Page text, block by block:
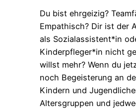
Du bist ehrgeizig?
Empathisch? Dir ist der
als Sozialassistent*in
Kinderpfleger*in nicht
willst mehr? Wenn du
noch Begeisterung an
Kindern und
Altersgruppen und